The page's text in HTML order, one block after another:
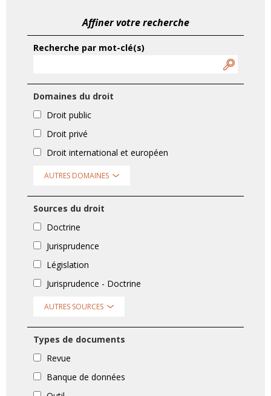
Affiner votre recherche
Recherche par mot-clé(s)
Domaines du droit
Droit public
Droit privé
Droit international et européen
AUTRES DOMAINES
Sources du droit
Doctrine
Jurisprudence
Législation
Jurisprudence - Doctrine
AUTRES SOURCES
Types de documents
Revue
Banque de données